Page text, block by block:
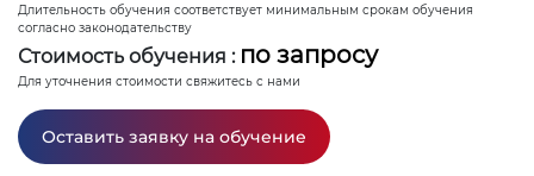
Длительность обучения соответствует минимальным срокам обучения
согласно законодательству
Стоимость обучения : по запросу
Для уточнения стоимости свяжитесь с нами
Оставить заявку на обучение